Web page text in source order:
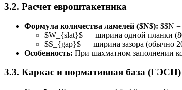
3.2. Расчет евроштакетника
Формула количества ламелей ($N$): $$N
$W_{slat}$ — ширина одной планки
$S_{gap}$ — ширина зазора (обычно
Особенность: При шахматном заполнении
3.3. Каркас и нормативная база (ГЭСН)